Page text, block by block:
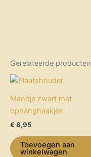
Gerelateerde producten
Mandje zwart met
ophanghaakjes
€ 8,95
Toevoegen aan
winkelwagen